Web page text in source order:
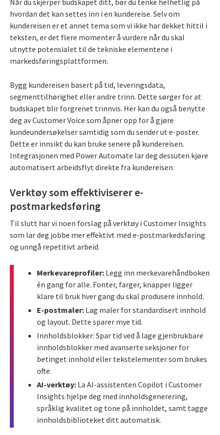
hvordan det kan settes inn i en kundereise. Selv om
kundereisen er et annet tema som vi ikke har dekket hittil i
teksten, er det flere momenter å vurdere når du skal
utnytte potensialet til de tekniske elementene i
markedsføringsplattformen.
Bygg kundereisen basert på tid, leveringsdata,
segmenttilhørighet eller andre trinn. Dette sørger for at
budskapet blir forgrenet trinnvis. Her kan du også benytte
deg av Customer Voice som åpner opp for å gjøre
kundeundersøkelser samtidig som du sender ut e-poster.
Dette er innsikt du kan bruke senere på kundereisen.
Integrasjonen med Power Automate lar deg dessuten kjøre
automatisert arbeidsflyt direkte fra kundereisen.
Verktøy som effektiviserer e-
postmarkedsføring
Til slutt har vi noen forslag på verktøy i Customer Insights
som lar deg jobbe mer effektivt med e-postmarkedsføring
og unngå repetitivt arbeid.
Merkevareprofiler: Legg inn merkevarehåndboken
én gang for alle. Fonter, farger, knapper ligger
klare til bruk hver gang du skal produsere innhold.
E-postmaler: Lag maler for standardisert innhold
og layout. Dette sparer mye tid.
Innholdsblokker: Spar tid ved å lage gjenbrukbare
innholdsblokker med avanserte seksjoner for
betinget innhold eller tekstelementer som brukes
ofte.
AI-verktøy: La AI-assistenten Copilot i Customer
Insights hjelpe deg med innholdsgenerering,
språklig kvalitet og tone på innholdet, samt tagge
innholdsbiblioteket ditt automatisk.